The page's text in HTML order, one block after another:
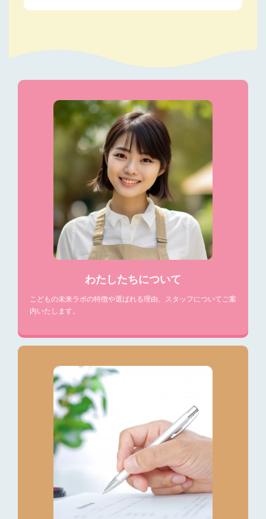
わたしたちについて
こどもの未来ラボの特徴や選ばれる理由、スタッフについてご案
内いたします。